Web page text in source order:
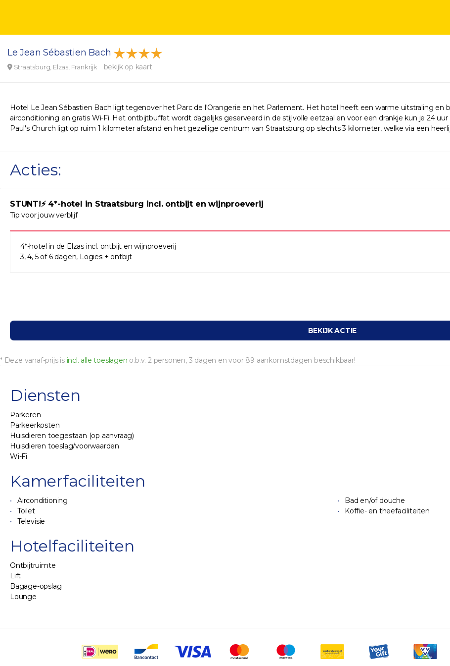
Le Jean Sébastien Bach
Straatsburg, Elzas, Frankrijk bekijk op kaart
Hotel Le Jean Sébastien Bach ligt tegenover het Parc de l'Orangerie en het Parlement. Het hotel heeft een warme uitstraling
airconditioning en gratis Wi-Fi. Het ontbijtbuffet wordt dagelijks geserveerd in de stijlvolle eetzaal en voor een drankje kun je 24
Paul's Church ligt op ruim 1 kilometer afstand en het gezellige centrum van Straatsburg op slechts 3 kilometer, welke via een
Acties:
STUNT!⚡ 4*-hotel in Straatsburg incl. ontbijt en wijnproeverij
Tip voor jouw verblijf
4*-hotel in de Elzas incl. ontbijt en wijnproeverij
3, 4, 5 of 6 dagen, Logies + ontbijt
BEKIJK ACTIE
* Deze vanaf-prijs is incl. alle toeslagen o.b.v. 2 personen, 3 dagen en voor 89 aankomstdagen beschikbaar!
Diensten
Parkeren
Parkeerkosten
Huisdieren toegestaan (op aanvraag)
Huisdieren toeslag/voorwaarden
Wi-Fi
Kamerfaciliteiten
Airconditioning
Bad en/of douche
Toilet
Koffie- en theefaciliteiten
Televisie
Hotelfaciliteiten
Ontbijtruimte
Lift
Bagage-opslag
Lounge